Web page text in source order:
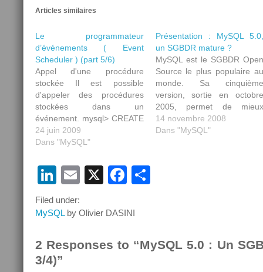
Articles similaires
Le programmateur
d’événements ( Event
Scheduler ) (part 5/6)
Appel d'une procédure
stockée Il est possible
d'appeler des procédures
stockées dans un
événement. mysql> CREATE
EVENT `_event`.`appel_ps`
ON SCHEDULE AT
/*Appel de la procédure
stockée*/ CALL
'DASINI', 'Orange');
24 juin 2009
Dans "MySQL"
Présentation : MySQL
un SGBDR mature ?
MySQL est le SGBDR
Source le plus populaire
monde. Sa
version, sortie en
2005, permet de
répondre
problématiques
14 novembre 2008
Dans "MySQL"
LinkedIn
Email
X Facebook
Filed under:
MySQLby Olivier DASINI
2 Responses to “MySQL 5.0 : Un
3/4)”